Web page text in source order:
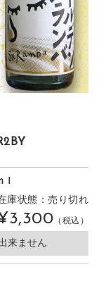
庫状態：売り切れ
（税込）
来ません